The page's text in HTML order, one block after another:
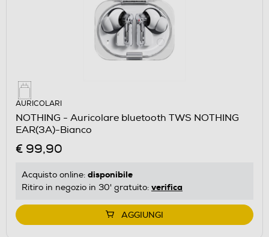
AURICOLARI
NOTHING - Auricolare bluetooth TWS NOTHING
EAR(3A)-Bianco
€ 99,90
Acquisto online: disponibile
Ritiro in negozio in 30' gratuito: verifica
AGGIUNGI